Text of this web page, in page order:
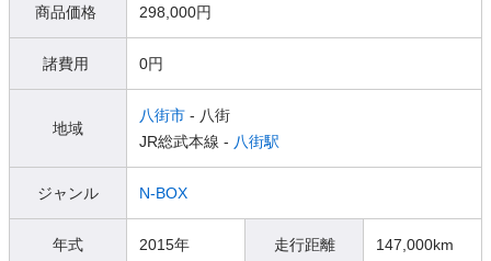
商品価格 298,000円
諸費用 0円
地域
八街市 - 八街
JR総武本線 - 八街駅
ジャンル N-BOX
年式 2015年 走行距離 147,000km